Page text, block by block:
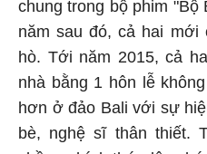
năm sau đó, cả hai mới
hò. Tới năm 2015, cả
nhà bằng 1 hôn lễ
hơn ở đảo Bali với sự
bè, nghệ sĩ thân thiết.